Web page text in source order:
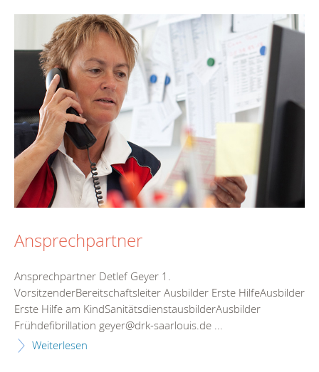
Ansprechpartner
Ansprechpartner Detlef Geyer 1.
VorsitzenderBereitschaftsleiter Ausbilder Erste HilfeAusbilder
Erste Hilfe am KindSanitätsdienstausbilderAusbilder
Frühdefibrillation geyer@drk-saarlouis.de ...
Weiterlesen